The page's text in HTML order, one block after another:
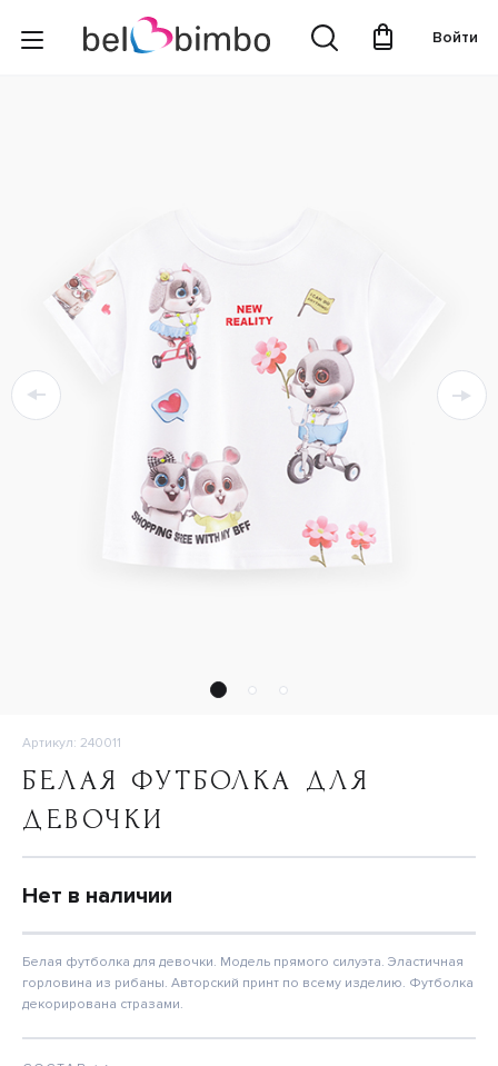
Войти
Артикул: 240011
БЕЛАЯ ФУТБОЛКА ДЛЯ
ДЕВОЧКИ
Нет в наличии
Белая футболка для девочки. Модель прямого силуэта. Эластичная
горловина из рибаны. Авторский принт по всему изделию. Футболка
декорирована стразами.